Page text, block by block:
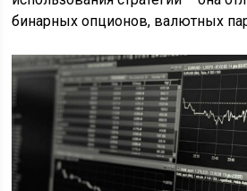
бинарных опционов, валютных